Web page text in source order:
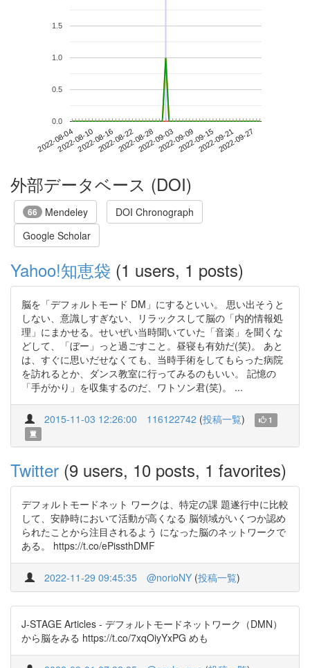
2022-08-042022-08-102022-08-162022-08-222022-08-282022-09-032022-09-092022-09-152022-09-212022-09-27
0.0
0.5
1.0
1.5
外部データベース (DOI)
66 Mendeley
DOI Chronograph
Google Scholar
Yahoo!知恵袋 (1 users, 1 posts)
脳を「デフォルトモード DM」にするといい。 思い出そうと
しない、意識しすぎない、リラックスして脳の「内的情報処
理」にまかせる。せいぜい当時聞いていた「音楽」を聞くな
どして、「ぼー」っと過ごすこと。昼寝も有効だ(笑)。 あと
は、すぐに思いだせなくても、当時手術をしてもらった病院
を訪れるとか、ダンス教室に行ってみるのもいい。 記憶の
「手がかり」を収集するのだ、ワトソン君(笑)。 ...
2015-11-03 12:26:00 116122742 (投稿一覧) 1
Twitter (9 users, 10 posts, 1 favorites)
デフォルトモードネット ワークは、特定の課 題遂行中に比較
して、安静時において活動が高くなる 脳領域がいくつか認め
られたことから注目されるよう になった脳のネットワークで
ある。 https://t.co/ePissthDMF
2022-11-29 09:45:35 @norioNY (投稿一覧)
J-STAGE Articles - デフォルトモードネットワーク（DMN）
から脳をみる https://t.co/7xqOiyYxPG めも